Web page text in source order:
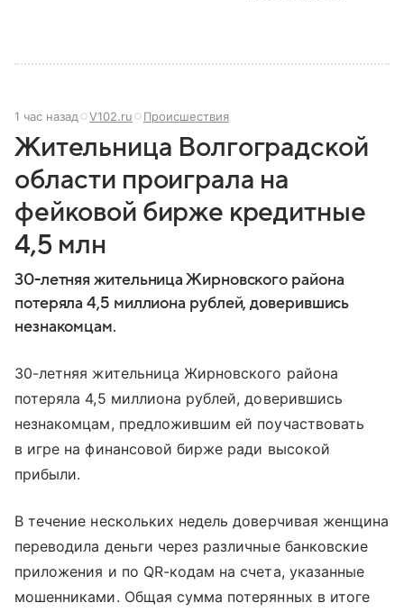
1 час назад V102.ru Происшествия
Жительница Волгоградской
области проиграла на
фейковой бирже кредитные
4,5 млн
30-летняя жительница Жирновского района
потеряла 4,5 миллиона рублей, доверившись
незнакомцам.
30-летняя жительница Жирновского района
потеряла 4,5 миллиона рублей, доверившись
незнакомцам, предложившим ей поучаствовать
в игре на финансовой бирже ради высокой
прибыли.
В течение нескольких недель доверчивая женщина
переводила деньги через различные банковские
приложения и по QR-кодам на счета, указанные
мошенниками. Общая сумма потерянных в итоге